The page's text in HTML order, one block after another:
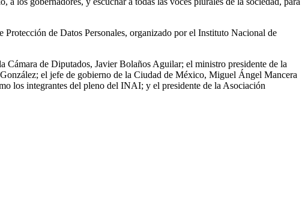
de Datos Personales, organizado por el Instituto Nacional de
de Diputados, Javier Bolaños Aguilar; el ministro presidente de la
el jefe de gobierno de la Ciudad de México, Miguel Ángel Mancera
los integrantes del pleno del INAI; y el presidente de la Asociación